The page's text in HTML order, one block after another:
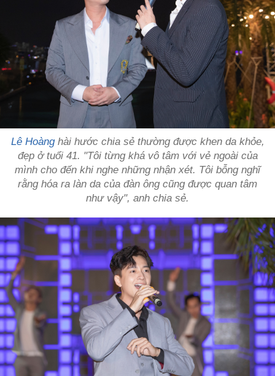
Lê Hoànghài hước chia sẻ thường được khen da khỏe,
đẹp ở tuổi 41. "Tôi từng khá vô tâm với vẻ ngoài của
mình cho đến khi nghe những nhận xét. Tôi bỗng nghĩ
rằng hóa ra làn da của đàn ông cũng được quan tâm
như vậy", anh chia sẻ.